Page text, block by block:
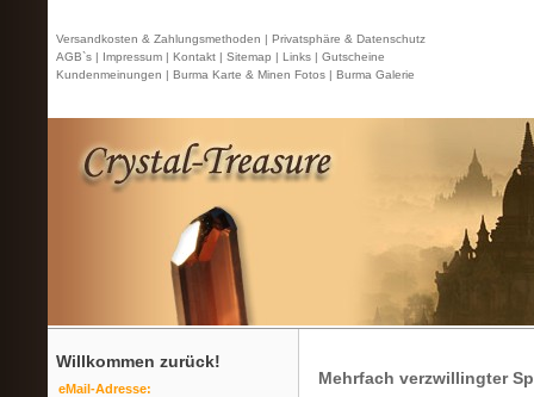
Versandkosten & Zahlungsmethoden | Privatsphäre & Datenschutz
AGB`s | Impressum | Kontakt | Sitemap | Links | Gutscheine
Kundenmeinungen | Burma Karte & Minen Fotos | Burma Galerie
Willkommen zurück!
eMail-Adresse:
Mehrfach verzwillingter